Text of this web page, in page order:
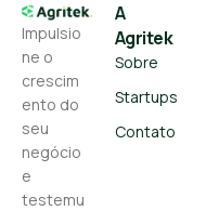
Impulsio
ne o
crescim
ento do
seu
negócio
e
testemu
A
Agritek
Sobre
Startups
Contato